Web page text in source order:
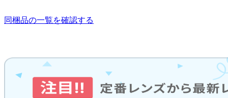
同梱品の一覧を確認する